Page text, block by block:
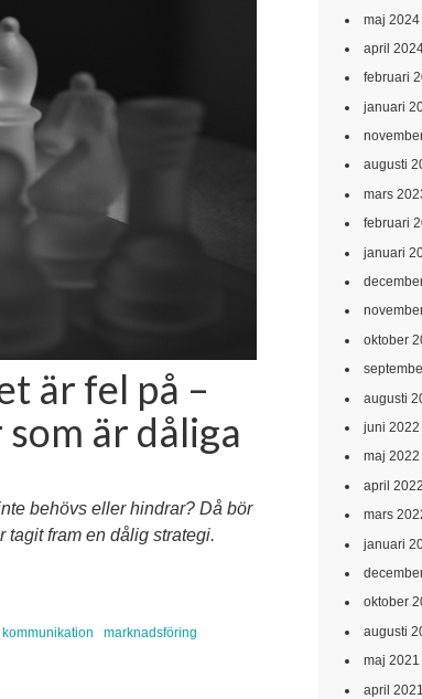
är fel på –
är dåliga
behövs eller hindrar? Då bör
tagit fram en dålig strategi.
kommunikation
marknadsföring
maj 2024
april
februari
januari
augusti
mars
februari
januari
oktober
augusti
juni 2022
maj 2022
april 2022
mars
januari
oktober
augusti
maj 2021
april 2021